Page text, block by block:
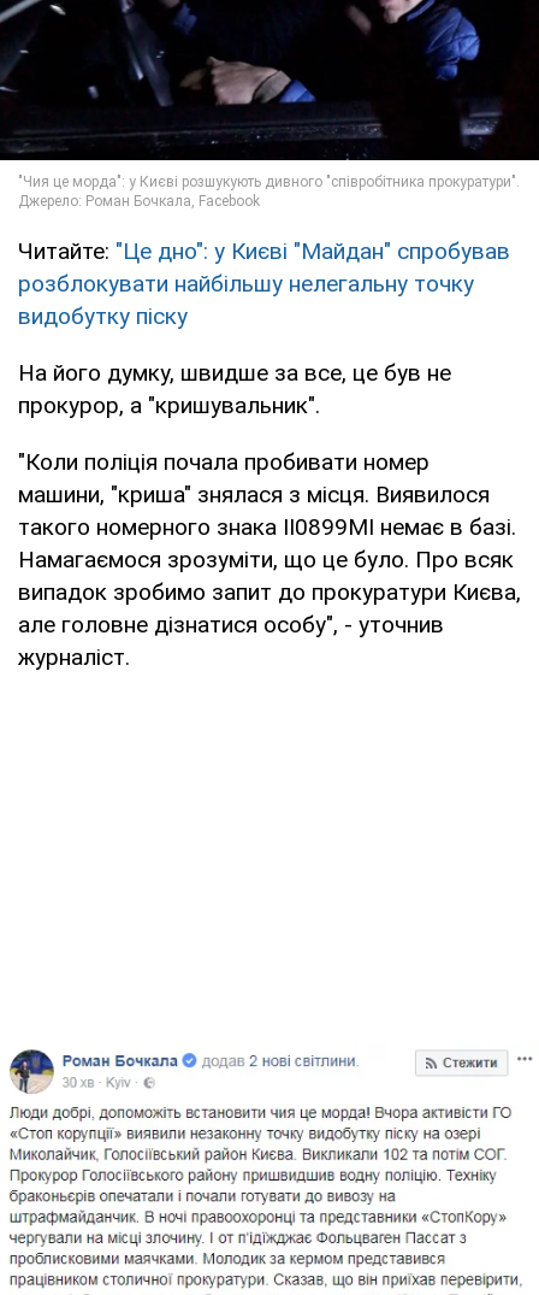
Читайте: "Це дно": у Києві "Майдан" спробував
розблокувати найбільшу нелегальну точку
видобутку піску
На його думку, швидше за все, це був не
прокурор, а "кришувальник".
"Коли поліція почала пробивати номер
машини, "криша" знялася з місця. Виявилося
такого номерного знака ІІ0899МІ немає в базі.
Намагаємося зрозуміти, що це було. Про всяк
випадок зробимо запит до прокуратури Києва,
але головне дізнатися особу", - уточнив
журналіст.